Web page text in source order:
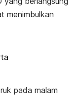
menimbulkan
pada malam